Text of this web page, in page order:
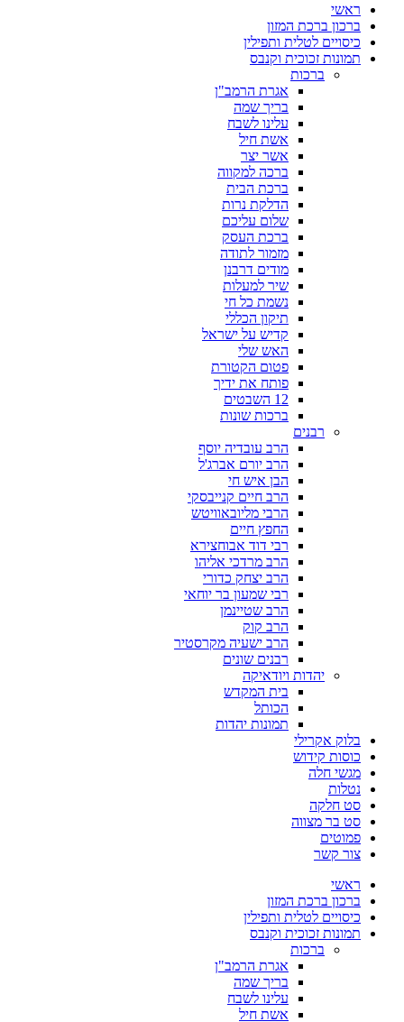
ראשי
ברכון ברכת המזון
כיסויים לטלית ותפילין
תמונות זכוכית וקנבס
ברכות
אגרת הרמב"ן
בריך שמה
עלינו לשבח
אשת חיל
אשר יצר
ברכה למקווה
ברכת הבית
הדלקת נרות
שלום עליכם
ברכת העסק
מזמור לתודה
מודים דרבנן
שיר למעלות
נשמת כל חי
תיקון הכללי
קדיש על ישראל
האש שלי
פטום הקטורת
פותח את ידיך
12 השבטים
ברכות שונות
רבנים
הרב עובדיה יוסף
הרב יורם אברג'ל
הבן איש חי
הרב חיים קנייבסקי
הרבי מליובאוויטש
החפץ חיים
רבי דוד אבוחצירא
הרב מרדכי אליהו
הרב יצחק כדורי
רבי שמעון בר יוחאי
הרב שטיינמן
הרב קוק
הרב ישעיה מקרסטיר
רבנים שונים
יהדות ויודאיקה
בית המקדש
הכותל
תמונות יהדות
בלוק אקרילי
כוסות קידוש
מגשי חלה
נטלות
סט חלקה
סט בר מצווה
פמוטים
צור קשר
ראשי
ברכון ברכת המזון
כיסויים לטלית ותפילין
תמונות זכוכית וקנבס
ברכות
אגרת הרמב"ן
בריך שמה
עלינו לשבח
אשת חיל